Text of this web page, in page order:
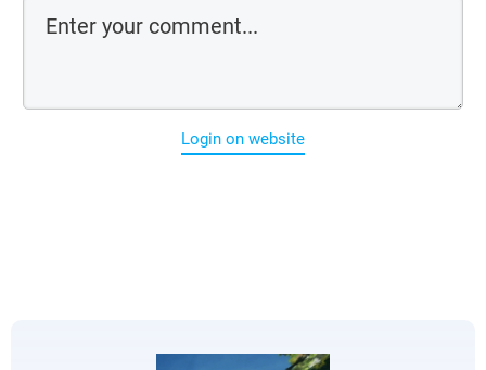
Login on website